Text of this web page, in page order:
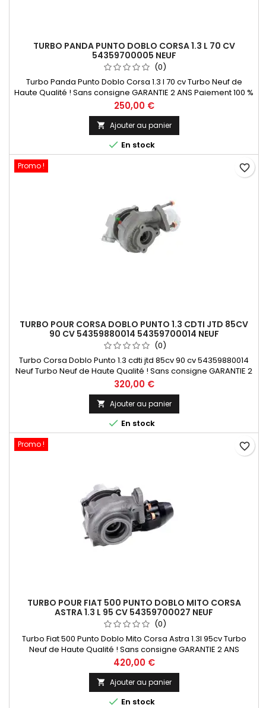
TURBO PANDA PUNTO DOBLO CORSA 1.3 L 70 CV
54359700005 NEUF
(0)
Turbo Panda Punto Doblo Corsa 1.3 l 70 cv Turbo Neuf de
Haute Qualité ! Sans consigne GARANTIE 2 ANS Paiement 100 %
Sécurisé En Stock expédié sous 24 H
Prix
250,00 €
 Ajouter au panier
 En stock
Promo !
TURBO POUR CORSA DOBLO PUNTO 1.3 CDTI JTD 85CV
90 CV 54359880014 54359700014 NEUF
(0)
Turbo Corsa Doblo Punto 1.3 cdti jtd 85cv 90 cv 54359880014
Neuf Turbo Neuf de Haute Qualité ! Sans consigne GARANTIE 2
ANS Paiement 100 % Sécurisé En Stock expédié sous 24 H
Prix
320,00 €
 Ajouter au panier
 En stock
favorite_border
Promo !
TURBO POUR FIAT 500 PUNTO DOBLO MITO CORSA
ASTRA 1.3 L 95 CV 54359700027 NEUF
(0)
Turbo Fiat 500 Punto Doblo Mito Corsa Astra 1.3l 95cv Turbo
Neuf de Haute Qualité ! Sans consigne GARANTIE 2 ANS
Paiement 100 % Sécurisé En Stock expédié sous 24 H
Prix
420,00 €
 Ajouter au panier
 En stock
favorite_border